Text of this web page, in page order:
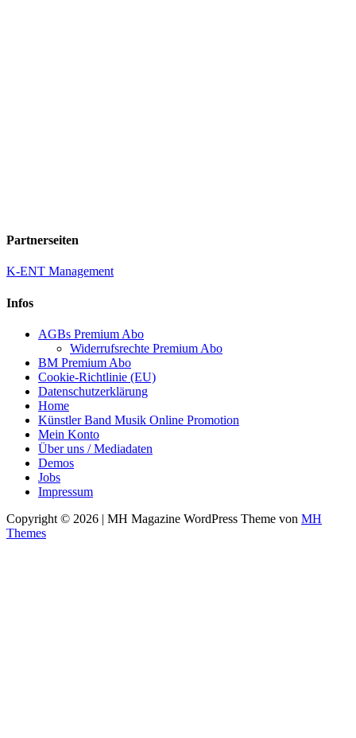
Partnerseiten
K-ENT Management
Infos
AGBs Premium Abo
Widerrufsrechte Premium Abo
BM Premium Abo
Cookie-Richtlinie (EU)
Datenschutzerklärung
Home
Künstler Band Musik Online Promotion
Mein Konto
Über uns / Mediadaten
Demos
Jobs
Impressum
Copyright © 2026 | MH Magazine WordPress Theme von MH
Themes